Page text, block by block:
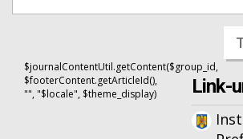
$journalContentUtil.getContent($group_id,
$footerContent.getArticleId(),
"", "$locale", $theme_display)
Link-